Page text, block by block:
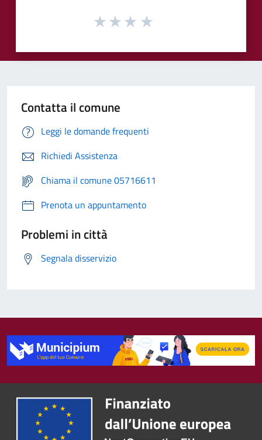
Contatta il comune
Leggi le domande frequenti
Richiedi Assistenza
Chiama il comune 05716611
Prenota un appuntamento
Problemi in città
Segnala disservizio